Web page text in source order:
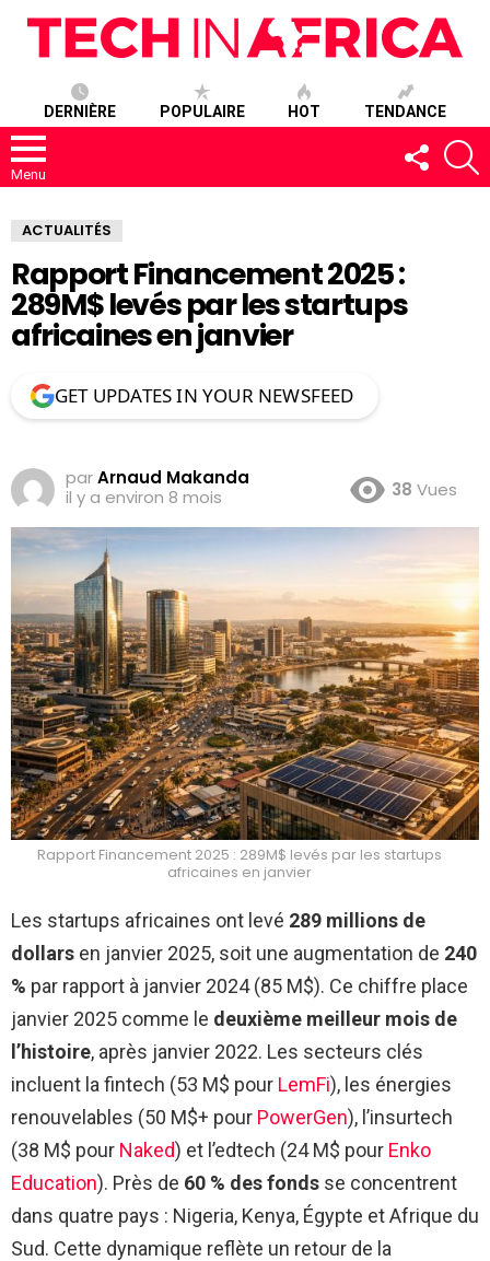
DERNIÈRE POPULAIRE HOT TENDANCE
Menu
SUIVEZ-
NOUS
ACTUALITÉS
Rapport Financement 2025 :
289M$ levés par les startups
africaines en janvier
GET UPDATES IN YOUR NEWSFEED
parArnaud Makanda
il y a environ 8 mois
38 Vues
Rapport Financement 2025 : 289M$ levés par les startups
africaines en janvier
Les startups africaines ont levé 289 millions de
dollars en janvier 2025, soit une augmentation de 240
% par rapport à janvier 2024 (85 M$). Ce chiffre place
janvier 2025 comme le deuxième meilleur mois de
l’histoire, après janvier 2022. Les secteurs clés
incluent la fintech (53 M$ pour LemFi), les énergies
renouvelables (50 M$+ pour PowerGen), l’insurtech
(38 M$ pour Naked) et l’edtech (24 M$ pour Enko
Education). Près de 60 % des fonds se concentrent
dans quatre pays : Nigeria, Kenya, Égypte et Afrique du
Sud. Cette dynamique reflète un retour de la